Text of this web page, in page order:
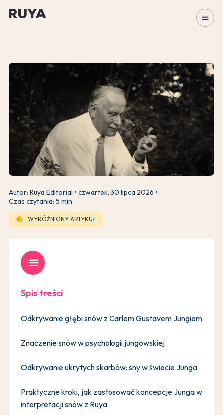
menu
Autor: Ruya Editorial
czwartek, 30 lipca 2026
Czas czytania: 5 min.
hotel_class WYRÓŻNIONY ARTYKUŁ
list
Spis treści
Odkrywanie głębi snów z Carlem Gustavem Jungiem
Znaczenie snów w psychologii jungowskiej
Odkrywanie ukrytych skarbów: sny w świecie Junga
Praktyczne kroki, jak zastosować koncepcje Junga w
interpretacji snów z Ruya